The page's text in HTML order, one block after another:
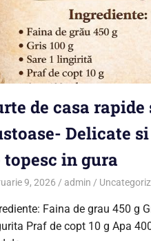
de casa rapide
Delicate
topesc in gura
9, 2026 admin
Faina de grau 450 g
Praf de copt 10 g Apa